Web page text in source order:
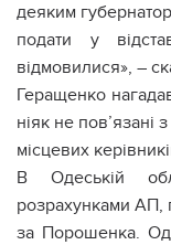
деяким
подати у
відмовилися», –
Геращенко
ніяк не пов’язані
місцевих
В Одеській
розрахунками АП,
за Порошенка.